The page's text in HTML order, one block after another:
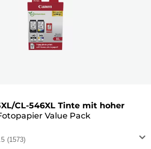
CL-546XL Tinte mit hoher
Value Pack
(1573)